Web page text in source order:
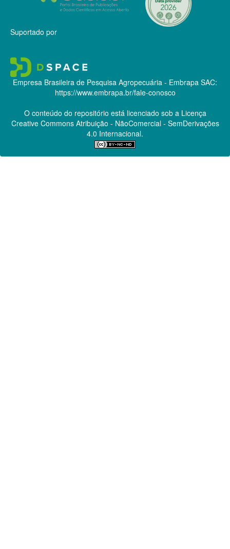
Suportado por
Empresa Brasileira de Pesquisa Agropecuária - Embrapa SAC:
https://www.embrapa.br/fale-conosco
O conteúdo do repositório está licenciado sob a Licença
Creative CommonsAtribuição - NãoComercial - SemDerivações
4.0 Internacional.